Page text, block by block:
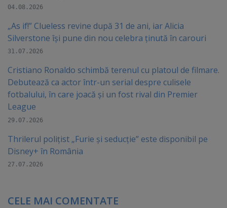
04.08.2026
„As if!” Clueless revine după 31 de ani, iar Alicia
Silverstone își pune din nou celebra ținută în carouri
31.07.2026
Cristiano Ronaldo schimbă terenul cu platoul de filmare.
Debutează ca actor într-un serial despre culisele
fotbalului, în care joacă şi un fost rival din Premier
League
29.07.2026
Thrilerul polițist „Furie și seducție” este disponibil pe
Disney+ în România
27.07.2026
CELE MAI COMENTATE